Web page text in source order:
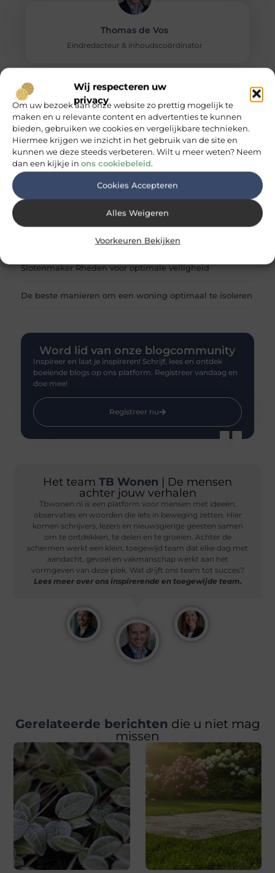
Wij respecteren uw
privacy
Om uw bezoek aan onze website zo prettig mogelijk te
maken en u relevante content en advertenties te kunnen
bieden, gebruiken we cookies en vergelijkbare technieken.
Hiermee krijgen we inzicht in het gebruik van de site en
kunnen we deze steeds verbeteren. Wilt u meer weten? Neem
dan een kijkje in ons cookiebeleid
Cookies Accepteren
Alles Weigeren
Voorkeuren Bekijken
Thomas de Vos
Eindredacteur & inhoudscoördinator
Delen:
RECENTE BERICHTEN
Een hypotheek in Arnhem afsluiten als zelfstandige
Vloertegels als slim alternatief voor hout
Slotenmaker Aalsmeer voor optimale beveiliging
Elektricien Schaijk voor deskundige service
Slotenmaker Rheden voor optimale veiligheid
De beste manieren om een woning optimaal te isoleren
Word lid van onze blogcommunity
Inspireer en laat je inspireren! Schrijf, lees en ontdek
boeiende blogs op ons platform. Registreer vandaag en
doe mee!
Registreer nu
Het team TB Wonen | De mensen
achter jouw verhalen
Tbwonen.nl is een platform voor mensen met ideeën,
observaties en woorden die iets in beweging zetten. Hier
komen schrijvers, lezers en nieuwsgierige geesten samen
om te ontdekken, te delen en te groeien. Achter de
schermen werkt een klein, toegewijd team dat elke dag met
aandacht, gevoel en vakmanschap werkt aan het
vormgeven van deze plek. Wat drijft ons team tot succes?
Lees meer over ons inspirerende en toegewijde team.
Gerelateerde berichten die u niet mag
missen